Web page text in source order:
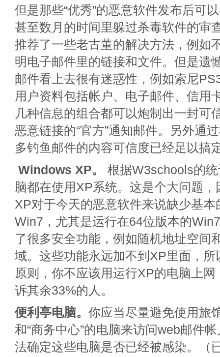
但是那些“优秀”的恶意软件发布后可
甚至数月的时间里躲过杀毒软件的审
推荐了一些老古董的解决方法，例如
明电子邮件里的链接和文件。但是遗
邮件看上去很有迷惑性，例如索尼
用户资料包括帐户、电子邮件、信用
几种信息的组合都可以炮制出一封可
恶意链接的“官方”通知邮件。另外通
多钓鱼邮件的内容可信度已经足以搞
Windows XP。
根据W3schools的
脑都在使用XP系统。这是个大问题
XP对于今天的恶意软件来说缺少基本
Win7，尤其是运行在64位版本的
了很多安全功能，例如随机地址空间
域。这些功能永远加不到XP里面，
原则，你不应该用运行XP的电脑上
诉其余33%的人。
便利亭电脑。 你应当尽量避免使用旅
和“商务中心”的电脑来访问web邮件
法确定这些电脑是否已经被感染。（